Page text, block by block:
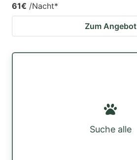
61€ /Nacht*
Zum Angebot
Suche alle